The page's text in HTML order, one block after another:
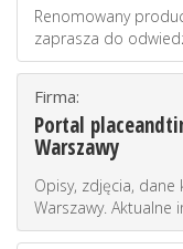
Renomowany
zaprasza do
Firma:
Portal
Warszawy
Opisy, zdjęcia,
Warszawy. Aktualne